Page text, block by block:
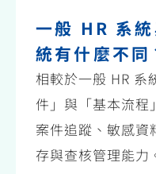
一般 HR 系
統有什麼不同
相較於一般 HR 系
件」與「基本流程
案件追蹤、敏感資
存與查核管理能力